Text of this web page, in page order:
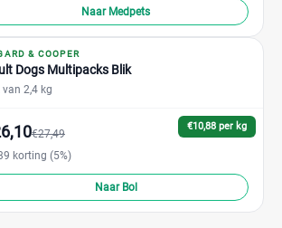
Naar Medpets
& COOPER
Dogs Multipacks Blik
van 2,4 kg
€10,88 per kg
€27,49
korting (5%)
Naar Bol